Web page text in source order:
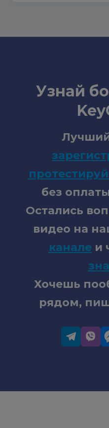
Узнай
протестируй
без
Остались
видео на
канале и
Хочешь
рядом,